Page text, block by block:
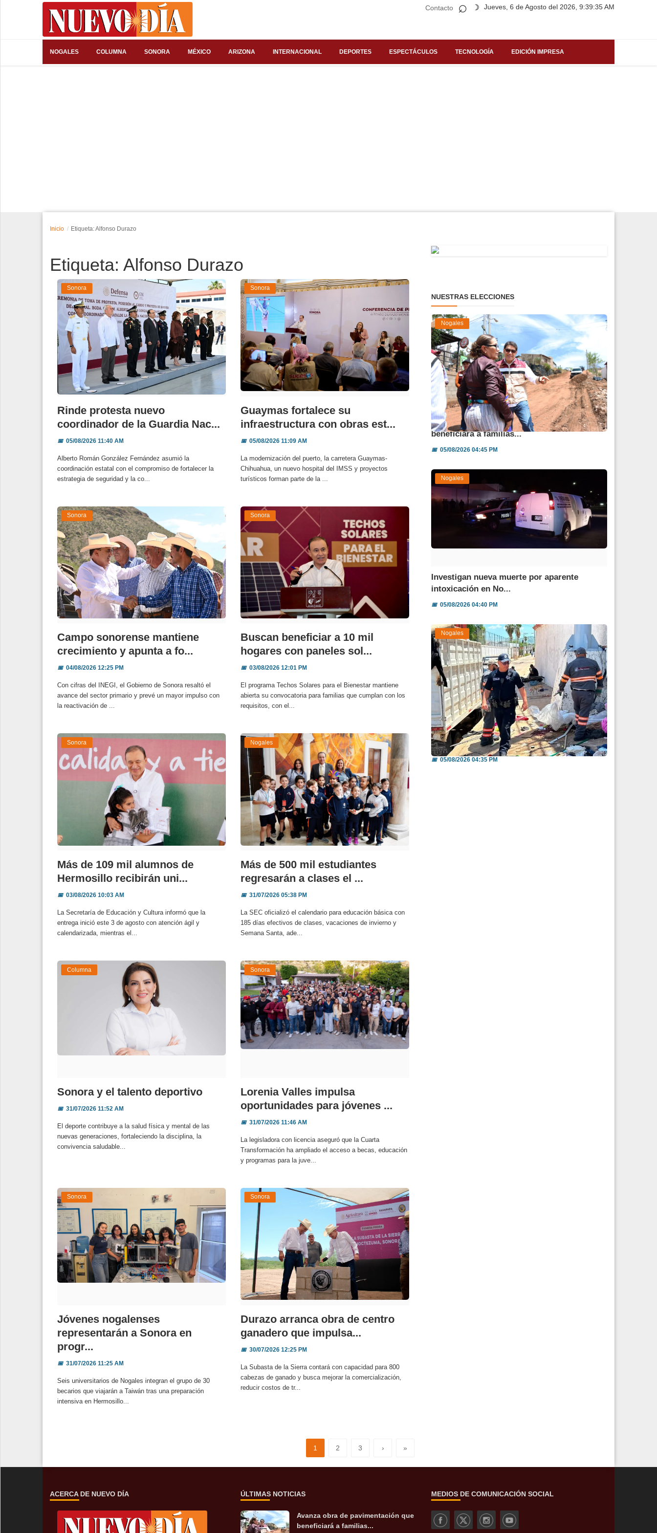
Contacto Jueves, 6 de Agosto del 2026, 9:39:35 AM
⌕ ☽
NOGALES COLUMNA SONORA MÉXICO ARIZONA INTERNACIONAL DEPORTES ESPECTÁCULOS TECNOLOGÍA EDICIÓN IMPRESA
Edición Impresa
Inicio Etiqueta: Alfonso Durazo
Etiqueta: Alfonso Durazo
Sonora
Rinde protesta nuevo
coordinador de la Guardia Nac...
📅05/08/2026 11:40 AM
Alberto Román González Fernández asumió la
coordinación estatal con el compromiso de fortalecer la
estrategia de seguridad y la co...
Sonora
Guaymas fortalece su
infraestructura con obras est...
📅05/08/2026 11:09 AM
La modernización del puerto, la carretera Guaymas-
Chihuahua, un nuevo hospital del IMSS y proyectos
turísticos forman parte de la ...
Sonora
Campo sonorense mantiene
crecimiento y apunta a fo...
📅04/08/2026 12:25 PM
Con cifras del INEGI, el Gobierno de Sonora resaltó el
avance del sector primario y prevé un mayor impulso con
la reactivación de ...
Sonora
Buscan beneficiar a 10 mil
hogares con paneles sol...
📅03/08/2026 12:01 PM
El programa Techos Solares para el Bienestar mantiene
abierta su convocatoria para familias que cumplan con los
requisitos, con el...
Sonora
Más de 109 mil alumnos de
Hermosillo recibirán uni...
📅03/08/2026 10:03 AM
La Secretaría de Educación y Cultura informó que la
entrega inició este 3 de agosto con atención ágil y
calendarizada, mientras el...
Nogales
Más de 500 mil estudiantes
regresarán a clases el ...
📅31/07/2026 05:38 PM
La SEC oficializó el calendario para educación básica con
185 días efectivos de clases, vacaciones de invierno y
Semana Santa, ade...
Columna
Sonora y el talento deportivo
📅31/07/2026 11:52 AM
El deporte contribuye a la salud física y mental de las
nuevas generaciones, fortaleciendo la disciplina, la
convivencia saludable...
Sonora
Lorenia Valles impulsa
oportunidades para jóvenes ...
📅31/07/2026 11:46 AM
La legisladora con licencia aseguró que la Cuarta
Transformación ha ampliado el acceso a becas, educación
y programas para la juve...
Sonora
Jóvenes nogalenses
representarán a Sonora en
progr...
📅31/07/2026 11:25 AM
Seis universitarios de Nogales integran el grupo de 30
becarios que viajarán a Taiwán tras una preparación
intensiva en Hermosillo...
Sonora
Durazo arranca obra de centro
ganadero que impulsa...
📅30/07/2026 12:25 PM
La Subasta de la Sierra contará con capacidad para 800
cabezas de ganado y busca mejorar la comercialización,
reducir costos de tr...
1 2 3 › »
NUESTRAS ELECCIONES
Nogales
Avanza obra de pavimentación que
beneficiará a familias...
📅05/08/2026 04:45 PM
Nogales
Investigan nueva muerte por aparente
intoxicación en No...
📅05/08/2026 04:40 PM
Nogales
Invitan a reportar espacios públicos
invadidos a través...
📅05/08/2026 04:35 PM
ACERCA DE NUEVO DÍA ÚLTIMAS NOTICIAS
Avanza obra de pavimentación que
beneficiará a familias...
MEDIOS DE COMUNICACIÓN SOCIAL